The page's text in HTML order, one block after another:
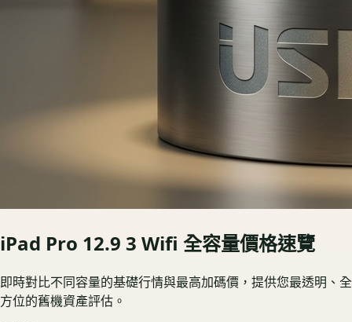
iPad Pro 12.9 3 Wifi 全容量價格速覽
即時對比不同容量的基礎行情與最高加碼價，提供您最透明、全
方位的舊機資產評估。